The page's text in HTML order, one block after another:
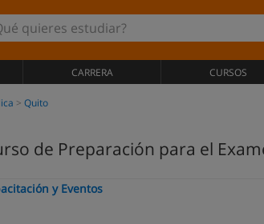
CARRERA CURSOS
Quito
de Preparación para el
y Eventos